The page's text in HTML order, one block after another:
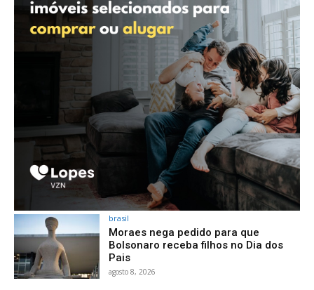
brasil
Moraes nega pedido para que
Bolsonaro receba filhos no Dia dos
Pais
agosto 8, 2026